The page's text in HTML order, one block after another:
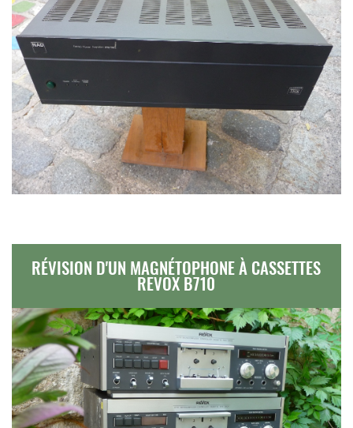
RÉVISION D'UN MAGNÉTOPHONE À CASSETTES
REVOX B710